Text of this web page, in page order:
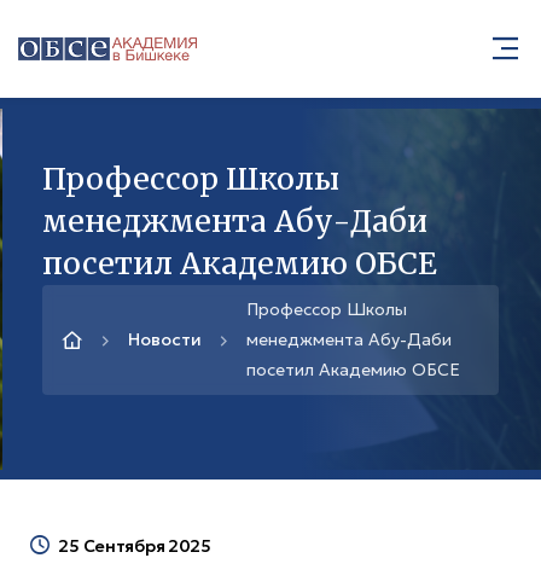
Профессор Школы
менеджмента Абу-Даби
посетил Академию ОБСЕ
Новости
Профессор Школы
менеджмента Абу-Даби
посетил Академию ОБСЕ
25 Сентября 2025